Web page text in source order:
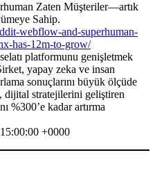
Zaten Müşteriler—artık
Sahip.
webflow-and-superhuman-
has-12m-to-grow/
platformunu genişletmek
yapay zeka ve insan
sonuçlarını büyük ölçüde
stratejilerini geliştiren
%300’e kadar artırma
+0000